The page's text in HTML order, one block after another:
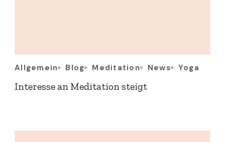
Allgemein Blog Meditation News Yoga
Interesse an Meditation steigt